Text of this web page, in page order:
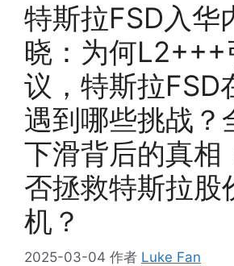
特斯拉FSD入华
晓：为何L2+++
议，特斯拉FSD
遇到哪些挑战？
下滑背后的真相
否拯救特斯拉股
机？
2025-03-04 作者 Luke Fan